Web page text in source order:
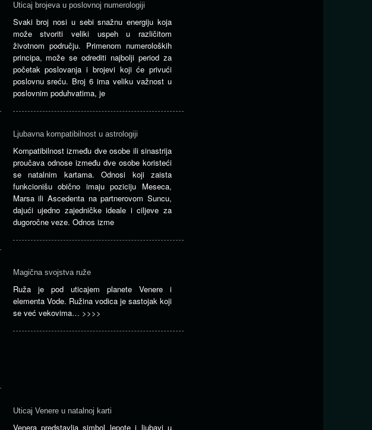
Uticaj brojeva u poslovnoj numerologiji
Svaki broj nosi u sebi snažnu energiju koja
može stvoriti veliki uspeh u različitom
životnom području. Primenom numeroloških
principa, može se odrediti najbolji period za
početak poslovanja i brojevi koji će privući
poslovnu sreću. Broj 6 ima veliku važnost u
poslovnim poduhvatima, je
Ljubavna kompatibilnost u astrologiji
Kompatibilnost između dve osobe ili sinastrija
proučava odnose između dve osobe koristeći
se natalnim kartama. Odnosi koji zaista
funkcionišu obično imaju poziciju Meseca,
Marsa ili Ascedenta na partnerovom Suncu,
dajući ujedno zajedničke ideale i ciljeve za
dugoročne veze. Odnos izme
Magična svojstva ruže
Ruža je pod uticajem planete Venere i
elementa Vode. Ružina vodica je sastojak koji
se već vekovima… >>>>
Uticaj Venere u natalnoj karti
Venera predstavlja simbol lepote i ljubavi u